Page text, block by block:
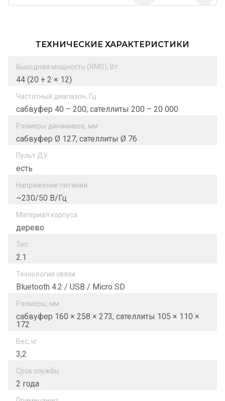
ТЕХНИЧЕСКИЕ ХАРАКТЕРИСТИКИ
Выходная мощность (RMS), Вт
44 (20 + 2 × 12)
Частотный диапазон, Гц
сабвуфер 40 – 200; сателлиты 200 – 20 000
Размеры динамиков, мм
сабвуфер Ø 127; сателлиты Ø 76
Пульт ДУ
есть
Напряжение питания
~230/50 В/Гц
Материал корпуса
дерево
Тип
2.1
Технология связи
Bluetooth 4.2 / USB / Micro SD
Размеры, мм
сабвуфер 160 × 258 × 273; сателлиты 105 × 110 ×
172
Вес, кг
3,2
Срок службы
2 года